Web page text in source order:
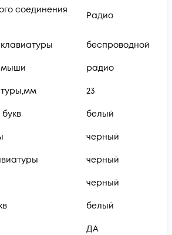
соединения
Радио
беспроводной
мыши радио
23
белый
черный
черный
черный
белый
ДА